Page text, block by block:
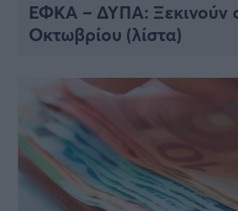
ΕΦΚΑ – ΔΥΠΑ: Ξεκινούν
Οκτωβρίου (λίστα)